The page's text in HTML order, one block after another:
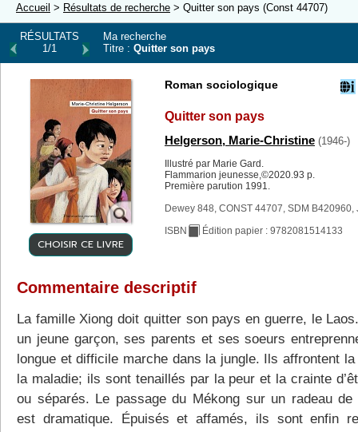
Accueil > Résultats de recherche > Quitter son pays (Const 44707)
RÉSULTATS
1/1
Ma recherche
Titre : Quitter son pays
CHOISIR CE LIVRE
Roman sociologique
Quitter son pays
Helgerson, Marie-Christine (1946-)
Illustré par Marie Gard.
Flammarion jeunesse,©2020.93 p.
Première parution 1991.
Dewey 848, CONST 44707, SDM B420960,
ISBN Édition papier : 9782081514133
Commentaire descriptif
La famille Xiong doit quitter son pays en guerre, le
un jeune garçon, ses parents et ses soeurs
longue et difficile marche dans la jungle. Ils affrontent
la maladie; ils sont tenaillés par la peur et la crainte
ou séparés. Le passage du Mékong sur un radeau de
est dramatique. Épuisés et affamés, ils sont enfin